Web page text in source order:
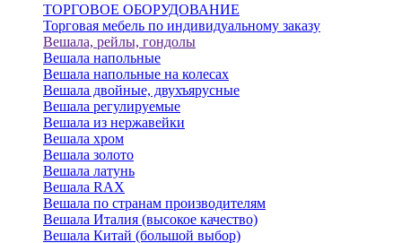
ТОРГОВОЕ ОБОРУДОВАНИЕ
Торговая мебель по индивидуальному заказу
Вешала, рейлы, гондолы
Вешала напольные
Вешала напольные на колесах
Вешала двойные, двухъярусные
Вешала регулируемые
Вешала из нержавейки
Вешала хром
Вешала золото
Вешала латунь
Вешала RAX
Вешала по странам производителям
Вешала Италия (высокое качество)
Вешала Китай (большой выбор)